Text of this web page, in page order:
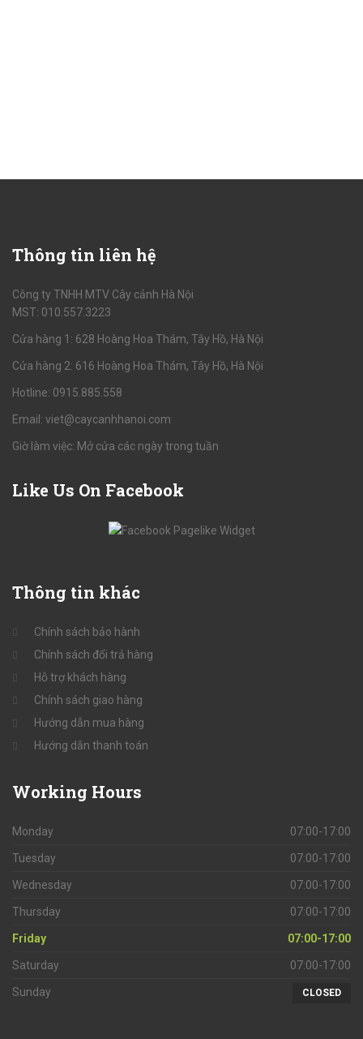
Thông tin liên hệ
Công ty TNHH MTV Cây cảnh Hà Nội
MST: 010.557.3223
Cửa hàng 1: 628 Hoàng Hoa Thám, Tây Hồ, Hà Nội
Cửa hàng 2: 616 Hoàng Hoa Thám, Tây Hồ, Hà Nội
Hotline: 0915.885.558
Email: viet@caycanhhanoi.com
Giờ làm việc: Mở cửa các ngày trong tuần
Like Us On Facebook
Thông tin khác
Chính sách bảo hành
Chính sách đổi trả hàng
Hỗ trợ khách hàng
Chính sách giao hàng
Hướng dẫn mua hàng
Hướng dẫn thanh toán
Working Hours
Monday 07:00-17:00
Tuesday 07:00-17:00
Wednesday 07:00-17:00
Thursday 07:00-17:00
Friday 07:00-17:00
Saturday 07:00-17:00
Sunday CLOSED